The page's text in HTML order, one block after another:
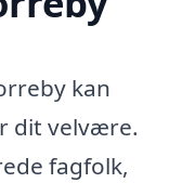
kan
dit velvære.
fagfolk,